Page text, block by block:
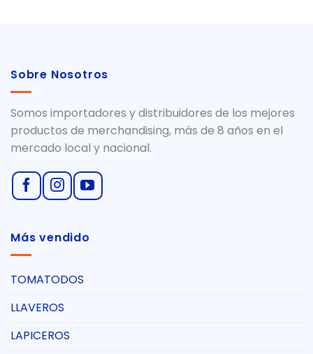
Sobre Nosotros
Somos importadores y distribuidores de los mejores
productos de merchandising, más de 8 años en el
mercado local y nacional.
Más vendido
TOMATODOS
LLAVEROS
LAPICEROS